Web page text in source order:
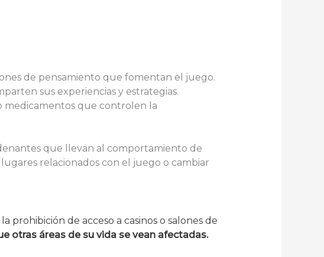
de pensamiento que fomentan el juego.
sus experiencias y estrategias.
medicamentos que controlen la
que llevan al comportamiento de
relacionados con el juego o cambiar
de acceso a casinos o salones de
otras áreas de su vida se vean afectadas.